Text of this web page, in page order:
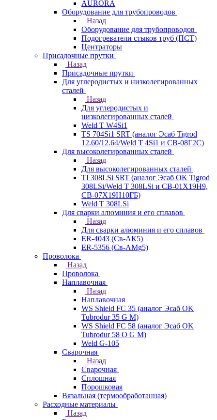
AURORA
Оборудование для трубопроводов
Назад
Оборудование для трубопроводов
Подогреватели стыков труб (ПСТ)
Центраторы
Присадочные прутки
Назад
Присадочные прутки
Для углеродистых и низколегированных
сталей
Назад
Для углеродистых и
низколегированных сталей
Weld T W4Si1
TS 704Si1 SRT (аналог Эсаб Tigrod
12.60/12.64/Weld T 4Si1 и СВ-08Г2С)
Для высоколегированных сталей
Назад
Для высоколегированных сталей
TI 308LSi SRT (аналог Эсаб OK Tigrod
308LSi/Weld T 308LSi и СВ-01Х19Н9,
СВ-07Х19Н10ГБ)
Weld T 308LSi
Для сварки алюминия и его сплавов
Назад
Для сварки алюминия и его сплавов
ER-4043 (Св-АК5)
ER-5356 (Св-АМg5)
Проволока
Назад
Проволока
Наплавочная
Назад
Наплавочная
WS Shield FC 35 (аналог Эсаб OK
Tubrodur 35 G M)
WS Shield FC 58 (аналог Эсаб OK
Tubrodur 58 O G M)
Weld G-105
Сварочная
Назад
Сварочная
Сплошная
Порошковая
Вязальная (термообработанная)
Расходные материалы
Назад